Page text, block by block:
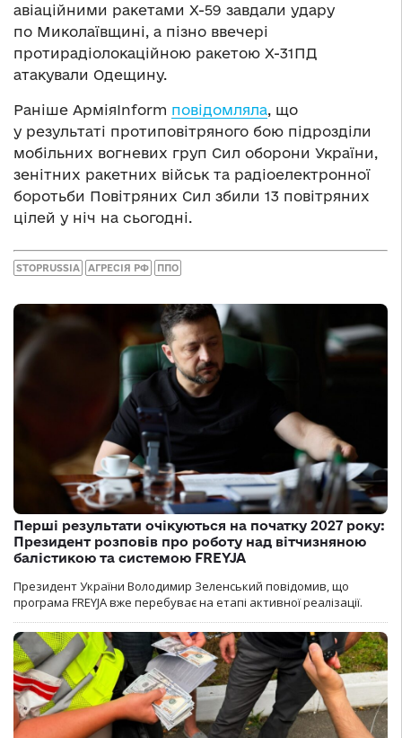
авіаційними ракетами Х-59 завдали удару
по Миколаївщині, а пізно ввечері
протирадіолокаційною ракетою Х-31ПД
атакували Одещину.
Раніше АрміяInform повідомляла, що
у результаті протиповітряного бою підрозділи
мобільних вогневих груп Сил оборони України,
зенітних ракетних військ та радіоелектронної
боротьби Повітряних Сил збили 13 повітряних
цілей у ніч на сьогодні.
STOPRUSSIA АГРЕСІЯ РФ ППО
Перші результати очікуються на початку 2027 року:
Президент розповів про роботу над вітчизняною
балістикою та системою FREYJA
Президент України Володимир Зеленський повідомив, що
програма FREYJA вже перебуває на етапі активної реалізації.